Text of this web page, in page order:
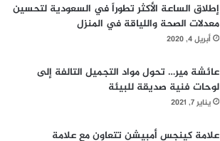
إطلاق الساعة الأكثر تطوراً في السعودية لتحسين
معدلات الصحة واللياقة في المنزل
أبريل 4, 2020
عائشة مير… تحول مواد التجميل التالفة إلى
لوحات فنية صديقة للبيئة
يناير 7, 2021
علامة كينجس أمبيشن تتعاون مع علامة